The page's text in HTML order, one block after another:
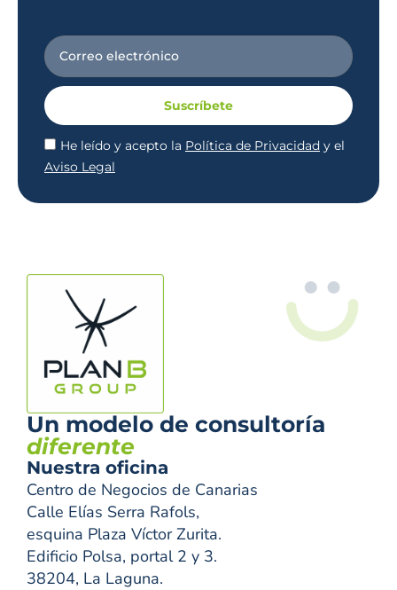
He leído y acepto la Política de Privacidad y el
Aviso Legal
Suscríbete
Un modelo de consultoría
diferente
Nuestra oficina
Centro de Negocios de Canarias
Calle Elías Serra Rafols,
esquina Plaza Víctor Zurita.
Edificio Polsa, portal 2 y 3.
38204, La Laguna.